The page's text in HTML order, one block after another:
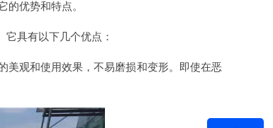
优势和特点。
具有以下几个优点：
观和使用效果，不易磨损和变形。即使在恶